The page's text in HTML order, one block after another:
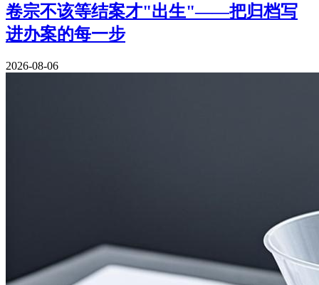
卷宗不该等结案才"出生"——把归档写
进办案的每一步
2026-08-06